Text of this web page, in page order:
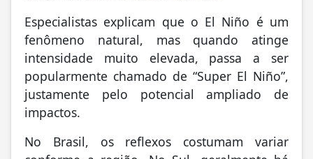
Especialistas explicam que o El Niño é um
fenômeno natural, mas quando atinge
intensidade muito elevada, passa a ser
popularmente chamado de “Super El Niño”,
justamente pelo potencial ampliado de
impactos.
No Brasil, os reflexos costumam variar